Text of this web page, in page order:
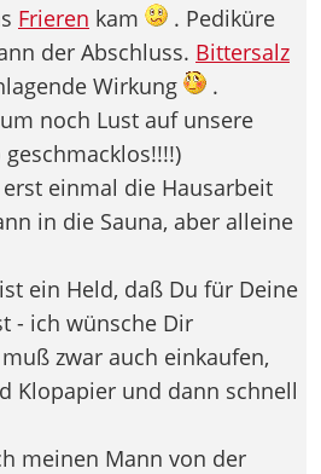
Frieren kam
. Pediküre
der Abschluss. Bittersalz
Wirkung
.
noch Lust auf unsere
einmal die Hausarbeit
in die Sauna, aber alleine
ein Held, daß Du für Deine
- ich wünsche Dir
zwar auch einkaufen,
Klopapier und dann schnell
meinen Mann von der